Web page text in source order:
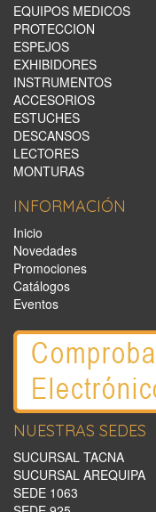
EQUIPOS MEDICOS
PROTECCION
ESPEJOS
EXHIBIDORES
INSTRUMENTOS
ACCESORIOS
ESTUCHES
DESCANSOS
LECTORES
MONTURAS
INFORMACIÓN
Inicio
Novedades
Promociones
Catálogos
Eventos
NUESTRAS SEDES
SUCURSAL TACNA
SUCURSAL AREQUIPA
SEDE 1063